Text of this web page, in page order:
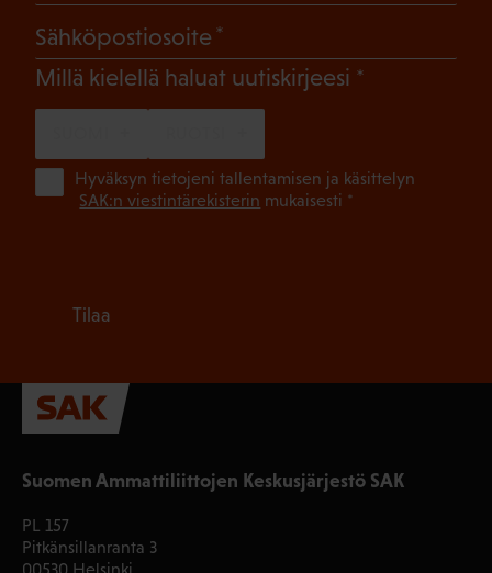
Suomen Ammattiliittojen Keskusjärjestö SAK
PL 157
Pitkänsillanranta 3
00530 Helsinki
Sähköpostiosoite
Millä kielellä haluat uutiskirjeesi (Pakollinen)
Hyväksyn tietojeni tallentamisen ja käsittelyn
SAK:n viestintärekisterin mukaisesti *
Tilaa